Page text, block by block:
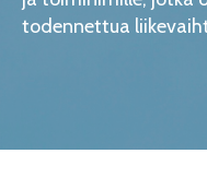
todennettua